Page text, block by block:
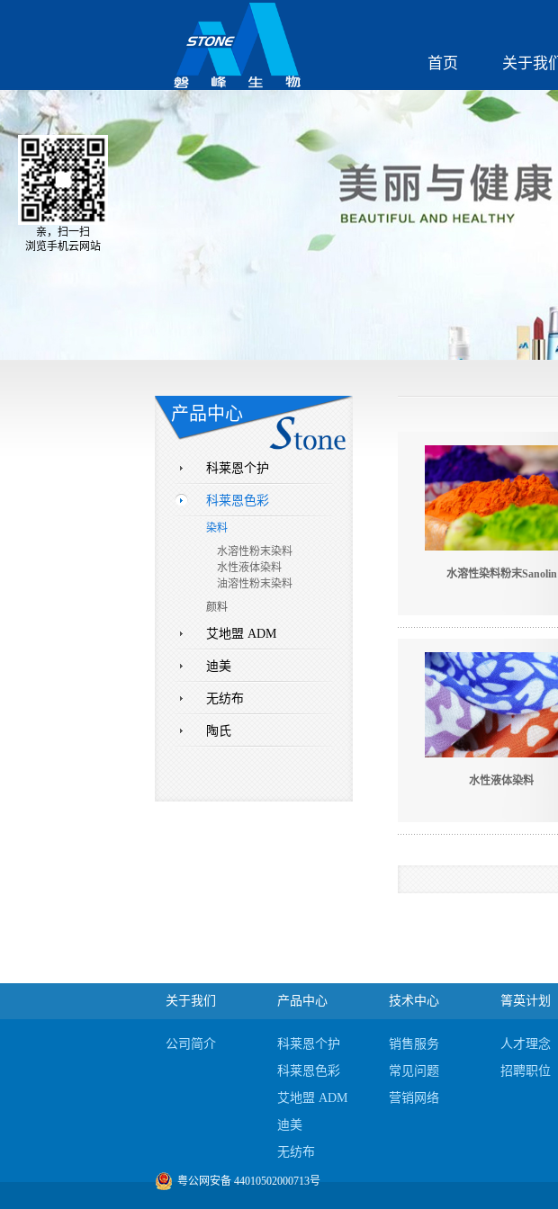
首页 关于我们
产品中心
科莱恩个护
科莱恩色彩
染料
水溶性粉末染料
水性液体染料
油溶性粉末染料
颜料
艾地盟 ADM
迪美
无纺布
陶氏
水溶性染料粉末Sanolin
水性液体染料
关于我们
公司简介
产品中心
科莱恩个护
科莱恩色彩
艾地盟 ADM
迪美
无纺布
陶氏
技术中心
销售服务
常见问题
营销网络
箐英计划
人才理念
招聘职位
粤公网安备 44010502000713号
亲，扫一扫
浏览手机云网站